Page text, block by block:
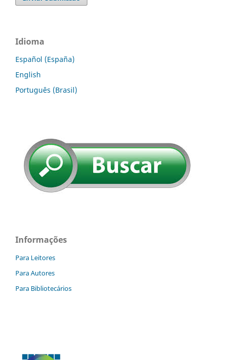
Idioma
Español (España)
English
Português (Brasil)
Informações
Para Leitores
Para Autores
Para Bibliotecários